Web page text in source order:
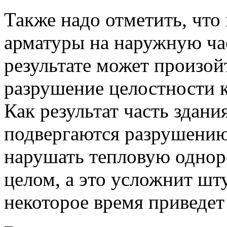
Также надо отметить,
арматуры на наружную
результате может
разрушение целостности
Как результат часть
подвергаются
нарушать тепловую
целом, а это усложнит
некоторое время